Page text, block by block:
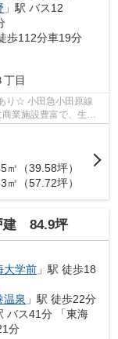
」駅 バス12
歩112分車19分
丁目
り☆ 小田急小田原線
業施設豊富で、生活
㎡（39.58坪）
㎡（57.72坪）
建 84.9坪
大学前 」駅 徒歩18
温泉 」駅 徒歩22分
バス41分 「東海
分